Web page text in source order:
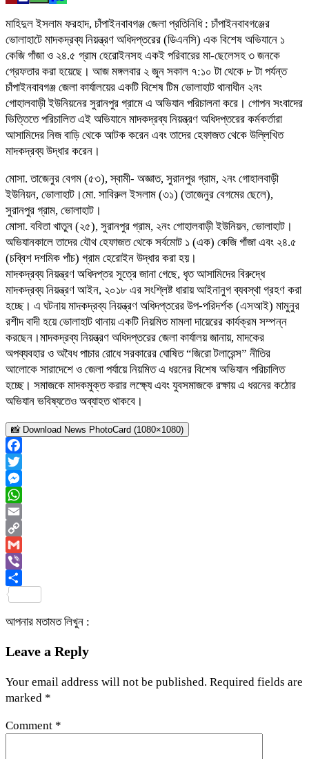
মাহিদুল ইসলাম ফরহাদ, ​চাঁপাইনবাবগঞ্জ জেলা প্রতিনিধি : চাঁপাইনবাবগঞ্জের
ভোলাহাটে মাদকদ্রব্য নিয়ন্ত্রণ অধিদপ্তরের (ডিএনসি) এক বিশেষ অভিযানে ১
কেজি গাঁজা ও ২৪.৫ গ্রাম হেরোইনসহ একই পরিবারের মা-ছেলেসহ ৩ জনকে
গ্রেফতার করা হয়েছে।​ আজ মঙ্গলবার ২ জুন সকাল ৭:১০ টা থেকে ৮ টা পর্যন্ত
চাঁপাইনবাবগঞ্জ জেলা কার্যালয়ের একটি বিশেষ টিম ভোলাহাট থানাধীন ২নং
গোহালবাড়ী ইউনিয়নের সুরানপুর গ্রামে এ অভিযান পরিচালনা করে। গোপন সংবাদের
ভিত্তিতে পরিচালিত এই অভিযানে মাদকদ্রব্য নিয়ন্ত্রণ অধিদপ্তরের কর্মকর্তারা
আসামিদের নিজ বাড়ি থেকে আটক করেন এবং তাদের হেফাজত থেকে উল্লিখিত
মাদকদ্রব্য উদ্ধার করেন।
​মোসা. তাজেনুর বেগম (৫৩), স্বামী- অজ্ঞাত, সুরানপুর গ্রাম, ২নং গোহালবাড়ী
ইউনিয়ন, ভোলাহাট।​মো. সাবিরুল ইসলাম (৩১) (তাজেনুর বেগমের ছেলে),
সুরানপুর গ্রাম, ভোলাহাট।
​মোসা. ববিতা খাতুন (২৫), সুরানপুর গ্রাম, ২নং গোহালবাড়ী ইউনিয়ন, ভোলাহাট।​
অভিযানকালে তাদের যৌথ হেফাজত থেকে সর্বমোট ১ (এক) কেজি গাঁজা এবং ২৪.৫
(চব্বিশ দশমিক পাঁচ) গ্রাম হেরোইন উদ্ধার করা হয়।
​মাদকদ্রব্য নিয়ন্ত্রণ অধিদপ্তর সূত্রে জানা গেছে, ধৃত আসামিদের বিরুদ্ধে
মাদকদ্রব্য নিয়ন্ত্রণ আইন, ২০১৮ এর সংশ্লিষ্ট ধারায় আইনানুগ ব্যবস্থা গ্রহণ করা
হচ্ছে। এ ঘটনায় মাদকদ্রব্য নিয়ন্ত্রণ অধিদপ্তরের উপ-পরিদর্শক (এসআই) মামুনুর
রশীদ বাদী হয়ে ভোলাহাট থানায় একটি নিয়মিত মামলা দায়েরের কার্যক্রম সম্পন্ন
করছেন।​মাদকদ্রব্য নিয়ন্ত্রণ অধিদপ্তরের জেলা কার্যালয় জানায়, মাদকের
অপব্যবহার ও অবৈধ পাচার রোধে সরকারের ঘোষিত “জিরো টলারেন্স” নীতির
আলোকে সারাদেশে ও জেলা পর্যায়ে নিয়মিত এ ধরনের বিশেষ অভিযান পরিচালিত
হচ্ছে। সমাজকে মাদকমুক্ত করার লক্ষ্যে এবং যুবসমাজকে রক্ষায় এ ধরনের কঠোর
অভিযান ভবিষ্যতেও অব্যাহত থাকবে।
📸 Download News PhotoCard (1080×1080)
Facebook
Twitter
Messenger
WhatsApp
Email
Copy
Link
Gmail
Viber
আপনার মতামত লিখুন :
Leave a Reply
Your email address will not be published. Required fields are
marked *
Comment *